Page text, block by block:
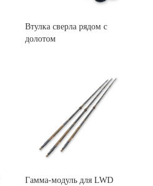
Втулка сверла рядом с
долотом
Гамма-модуль для LWD